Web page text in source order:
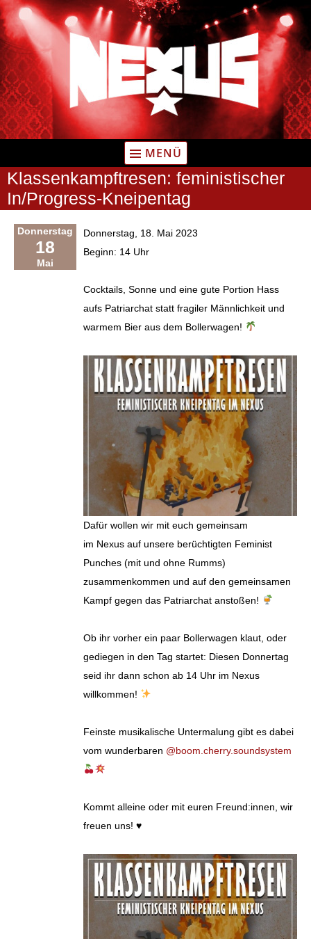
Zum
Inhalt
springen
MENÜ
Klassenkampftresen: feministischer
In/Progress-Kneipentag
Donnerstag
18
Mai
Donnerstag, 18. Mai 2023
Beginn: 14 Uhr
Cocktails, Sonne und eine gute Portion Hass
aufs Patriarchat statt fragiler Männlichkeit und
warmem Bier aus dem Bollerwagen!
Dafür wollen wir mit euch gemeinsam
im Nexus auf unsere berüchtigten Feminist
Punches (mit und ohne Rumms)
zusammenkommen und auf den gemeinsamen
Kampf gegen das Patriarchat anstoßen!
Ob ihr vorher ein paar Bollerwagen klaut, oder
gediegen in den Tag startet: Diesen Donnertag
seid ihr dann schon ab 14 Uhr im Nexus
willkommen!
Feinste musikalische Untermalung gibt es dabei
vom wunderbaren @boom.cherry.soundsystem
Kommt alleine oder mit euren Freund:innen, wir
freuen uns! ♥️